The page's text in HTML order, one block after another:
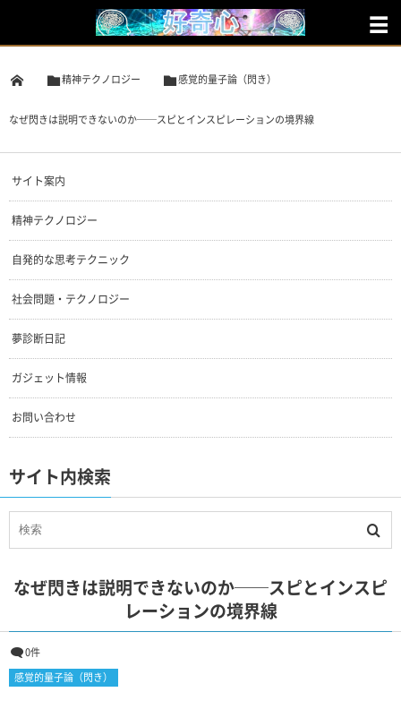
精神テクノロジー 感覚的量子論（閃き）
なぜ閃きは説明できないのか──スピとインスピレーションの境界線
サイト案内
精神テクノロジー
自発的な思考テクニック
社会問題・テクノロジー
夢診断日記
ガジェット情報
お問い合わせ
サイト内検索
なぜ閃きは説明できないのか──スピとインスピ
レーションの境界線
0件
感覚的量子論（閃き）